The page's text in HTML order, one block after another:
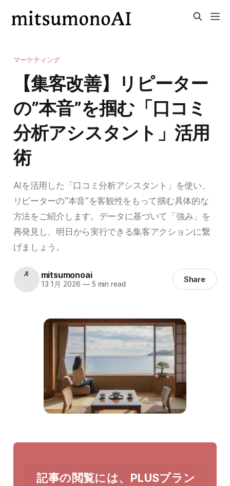
マーケティング
【集客改善】リピーター
の”本音”を掴む「口コミ
分析アシスタント」活用
術
AIを活用した「口コミ分析アシスタント」を使い、
リピーターの”本音”を客観性をもって掴む具体的な
方法をご紹介します。データに基づいて「強み」を
再発見し、明日から実行できる集客アクションに繋
げましょう。
mitsumonoai
13 1月 2026 —5 min read Share
記事の閲覧には、PLUSプラン